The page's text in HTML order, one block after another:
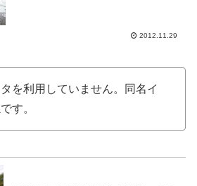
2012.11.29
を利用していません。同名イ
す。